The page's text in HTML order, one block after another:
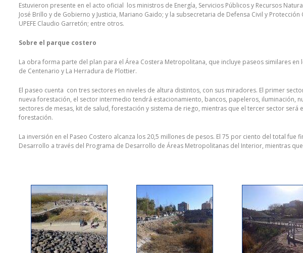
Estuvieron presente en el acto oficial los ministros de Energía, Servicios Públicos y Recursos
José Brillo y de Gobierno y Justicia, Mariano Gaido; y la subsecretaria de Defensa Civil y
UPEFE Claudio Garretón; entre otros.
Sobre el parque costero
La obra forma parte del plan para el Área Costera Metropolitana, que incluye paseos similares en
de Centenario y La Herradura de Plottier.
El paseo cuenta con tres sectores en niveles de altura distintos, con sus miradores. El primer
nueva forestación, el sector intermedio tendrá estacionamiento, bancos, papeleros, iluminación,
sectores de mesas, kit de salud, forestación y sistema de riego, mientras que el tercer sector
forestación.
La inversión en el Paseo Costero alcanza los 20,5 millones de pesos. El 75 por ciento del total fue
Desarrollo a través del Programa de Desarrollo de Áreas Metropolitanas del Interior, mientras